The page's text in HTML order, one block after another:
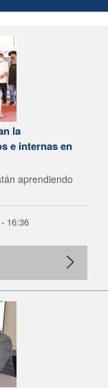
la
e internas en
aprendiendo
16:36